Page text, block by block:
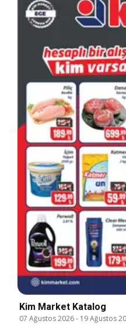
Kim Market Katalog
07 Ağustos 2026- 19 Ağustos